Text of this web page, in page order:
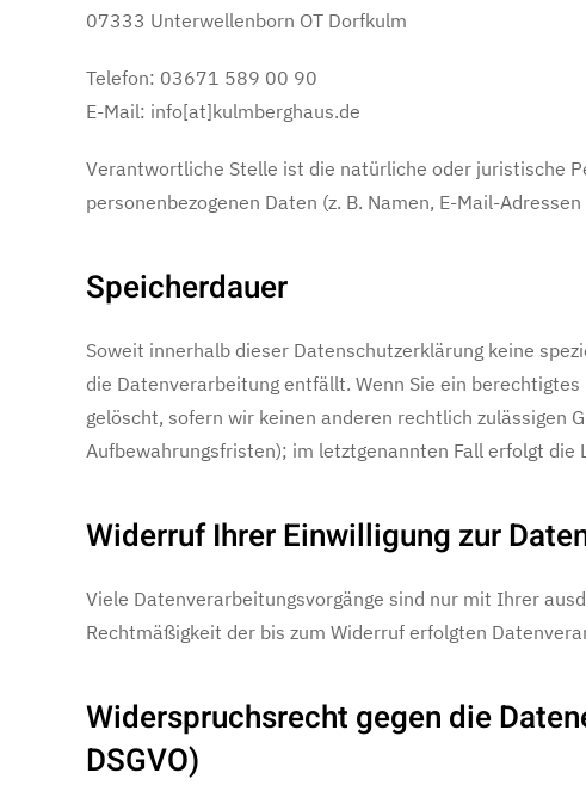
07333 Unterwellenborn OT Dorfkulm
Telefon: 03671 589 00 90
E-Mail: info[at]kulmberghaus.de
Verantwortliche Stelle ist die natürliche oder juristische
personenbezogenen Daten (z. B. Namen, E-Mail-
Speicherdauer
Soweit innerhalb dieser Datenschutzerklärung keine
die Datenverarbeitung entfällt. Wenn Sie ein
gelöscht, sofern wir keinen anderen rechtlich zulässigen
Aufbewahrungsfristen); im letztgenannten Fall erfolgt die
Widerruf Ihrer Einwilligung zur
Viele Datenverarbeitungsvorgänge sind nur mit Ihrer
Rechtmäßigkeit der bis zum Widerruf erfolgten
Widerspruchsrecht gegen die
DSGVO)